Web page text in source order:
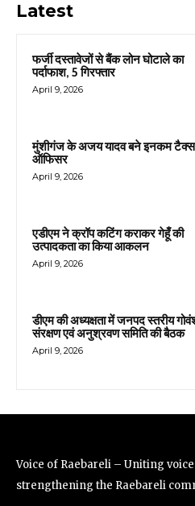
Latest
फर्जी दस्तावेजों से बैंक लोन घोटाले का
पर्दाफाश, 5 गिरफ्तार
April 9, 2026
मुंशीगंज के अजय यादव बने इनकम टैक्स
ऑफिसर
April 9, 2026
एडीएम ने क्रॉप कटिंग कराकर गेहूँ की
उत्पादकता का किया आकलन
April 9, 2026
डीएम की अध्यक्षता में जनपद स्तरीय
संरक्षण एवं अनुश्रवण समिति की बैठक
April 9, 2026
Voice of Raebareli – Uniting
strengthening the Raebareli